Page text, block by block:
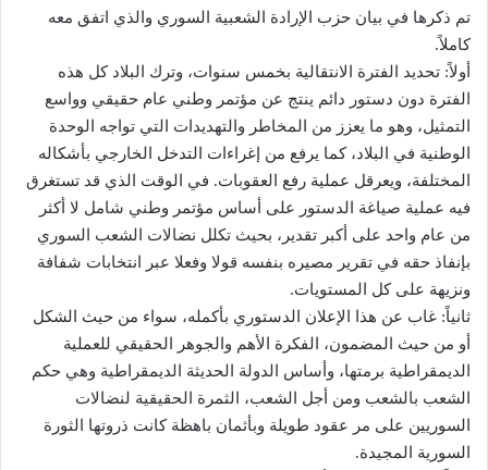
تم ذكرها في بيان حزب الإرادة الشعبية السوري والذي اتفق معه
كاملاً.
أولاً: تحديد الفترة الانتقالية بخمس سنوات، وترك البلاد كل هذه
الفترة دون دستور دائم ينتج عن مؤتمر وطني عام حقيقي وواسع
التمثيل، وهو ما يعزز من المخاطر والتهديدات التي تواجه الوحدة
الوطنية في البلاد، كما يرفع من إغراءات التدخل الخارجي بأشكاله
المختلفة، ويعرقل عملية رفع العقوبات. في الوقت الذي قد تستغرق
فيه عملية صياغة الدستور على أساس مؤتمر وطني شامل لا أكثر
من عام واحد على أكبر تقدير، بحيث تكلل نضالات الشعب السوري
بإنفاذ حقه في تقرير مصيره بنفسه قولا وفعلا عبر انتخابات شفافة
ونزيهة على كل المستويات.
ثانياً: غاب عن هذا الإعلان الدستوري بأكمله، سواء من حيث الشكل
أو من حيث المضمون، الفكرة الأهم والجوهر الحقيقي للعملية
الديمقراطية برمتها، وأساس الدولة الحديثة الديمقراطية وهي حكم
الشعب بالشعب ومن أجل الشعب، الثمرة الحقيقية لنضالات
السوريين على مر عقود طويلة وبأثمان باهظة كانت ذروتها الثورة
السورية المجيدة.